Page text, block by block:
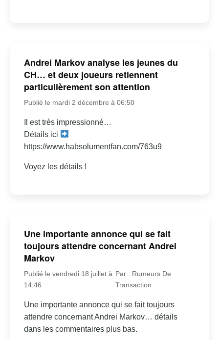
Andrei Markov analyse les jeunes du
CH… et deux joueurs retiennent
particulièrement son attention
Publié le mardi 2 décembre à 06:50
Il est très impressionné…
Détails ici
https://www.habsolumentfan.com/763u9
Voyez les détails !
Une importante annonce qui se fait
toujours attendre concernant Andrei
Markov
Publié le vendredi 18 juillet à
14:46
Par : Rumeurs De
Transaction
Une importante annonce qui se fait toujours
attendre concernant Andrei Markov… détails
dans les commentaires plus bas.